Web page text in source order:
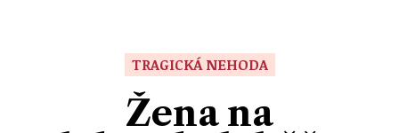
TRAGICKÁ NEHODA
Žena na